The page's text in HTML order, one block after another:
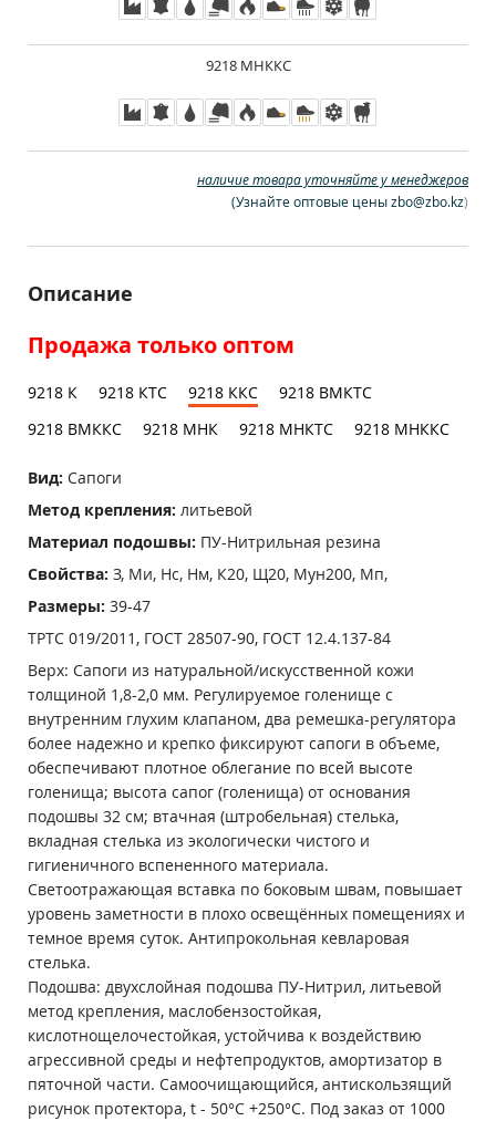
9218 МНККС
наличие товара уточняйте у менеджеров
(Узнайте оптовые цены zbo@zbo.kz)
Описание
Продажа только оптом
9218 К 9218 КТС 9218 ККС
9218 ВМКТС
9218 ВМККС
9218 МНК 9218 МНКТС 9218 МНККС
Вид: Сапоги
Метод крепления: литьевой
Материал подошвы: ПУ-Нитрильная резина
Свойства: З, Ми, Нс, Нм, К20, Щ20, Мун200, Мп,
Размеры: 39-47
ТРТС 019/2011, ГОСТ 28507-90, ГОСТ 12.4.137-84
Верх: Сапоги из натуральной/искусственной кожи
толщиной 1,8-2,0 мм. Регулируемое голенище с
внутренним глухим клапаном, два ремешка-регулятора
более надежно и крепко фиксируют сапоги в объеме,
обеспечивают плотное облегание по всей высоте
голенища; высота сапог (голенища) от основания
подошвы 32 см; втачная (штробельная) стелька,
вкладная стелька из экологически чистого и
гигиеничного вспененного материала.
Светоотражающая вставка по боковым швам, повышает
уровень заметности в плохо освещённых помещениях и
темное время суток. Антипрокольная кевларовая
стелька.
Подошва: двухслойная подошва ПУ-Нитрил, литьевой
метод крепления, маслобензостойкая,
кислотнощелочестойкая, устойчива к воздействию
агрессивной среды и нефтепродуктов, амортизатор в
пяточной части. Самоочищающийся, антискользящий
рисунок протектора, t - 50°С +250°С. Под заказ от 1000